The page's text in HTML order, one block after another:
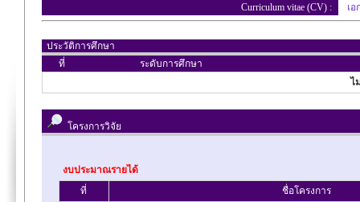
Curriculum vitae (CV) :
เ
ประวัติการศึกษา
ที่
ระดับการศึกษา
ไ
โครงการวิจัย
งบประมาณรายได้
ที่
ชื่อโครงการ